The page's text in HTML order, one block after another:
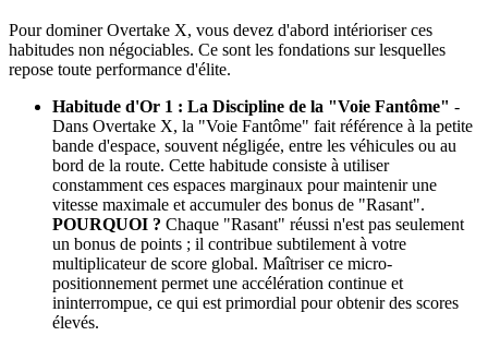
Pour dominer Overtake X, vous devez d'abord intérioriser ces
habitudes non négociables. Ce sont les fondations sur lesquelles
repose toute performance d'élite.
Habitude d'Or 1 : La Discipline de la "Voie Fantôme" -
Dans Overtake X, la "Voie Fantôme" fait référence à la petite
bande d'espace, souvent négligée, entre les véhicules ou au
bord de la route. Cette habitude consiste à utiliser
constamment ces espaces marginaux pour maintenir une
vitesse maximale et accumuler des bonus de "Rasant".
POURQUOI ? Chaque "Rasant" réussi n'est pas seulement
un bonus de points ; il contribue subtilement à votre
multiplicateur de score global. Maîtriser ce micro-
positionnement permet une accélération continue et
ininterrompue, ce qui est primordial pour obtenir des scores
élevés.